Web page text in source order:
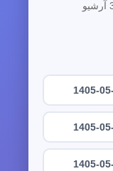
1405-
1405-
1405-